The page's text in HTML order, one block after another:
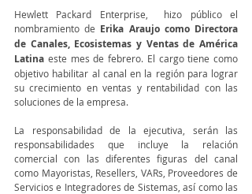
Hewlett Packard Enterprise,  hizo público el
nombramiento de Erika Araujo como Directora
de Canales, Ecosistemas y Ventas de América
Latina este mes de febrero. El cargo tiene como
objetivo habilitar al canal en la región para lograr
su crecimiento en ventas y rentabilidad con las
soluciones de la empresa.
La responsabilidad de la ejecutiva, serán las
responsabilidades que incluye la relación
comercial con las diferentes figuras del canal
como Mayoristas, Resellers, VARs, Proveedores de
Servicios e Integradores de Sistemas, así como las